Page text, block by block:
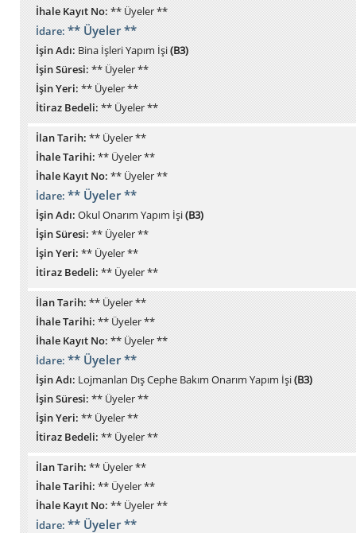
İhale Kayıt No:** Üyeler **
İdare:** Üyeler **
İşin Adı:Bina İşleri Yapım İşi(B3)
İşin Süresi:** Üyeler **
İşin Yeri:** Üyeler **
İtiraz Bedeli:** Üyeler **
İlan Tarih: ** Üyeler **
İhale Tarihi: ** Üyeler **
İhale Kayıt No: ** Üyeler **
İdare: ** Üyeler **
İşin Adı: Okul Onarım Yapım İşi(B3)
İşin Süresi: ** Üyeler **
İşin Yeri: ** Üyeler **
İtiraz Bedeli: ** Üyeler **
İlan Tarih:** Üyeler **
İhale Tarihi:** Üyeler **
İhale Kayıt No:** Üyeler **
İdare:** Üyeler **
İşin Adı:Lojmanlan Dış Cephe Bakım Onarım Yapım İşi(B3)
İşin Süresi:** Üyeler **
İşin Yeri:** Üyeler **
İtiraz Bedeli:** Üyeler **
İlan Tarih: ** Üyeler **
İhale Tarihi: ** Üyeler **
İhale Kayıt No: ** Üyeler **
İdare: ** Üyeler **